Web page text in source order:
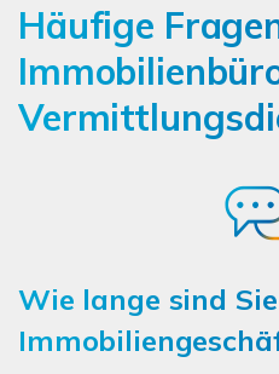
Häufige
Wie lange sind